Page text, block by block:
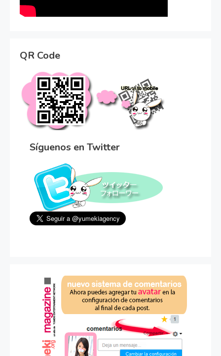
QR Code
Síguenos en Twitter